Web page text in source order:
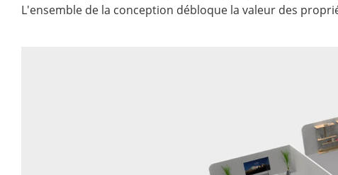
L'ensemble de la conception débloque la valeur des